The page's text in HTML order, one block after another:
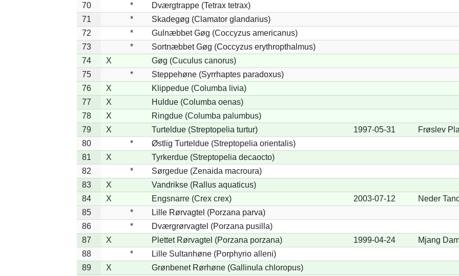
70
*
Dværgtrappe (Tetrax tetrax)
71
*
Skadegøg (Clamator glandarius)
72
*
Gulnæbbet Gøg (Coccyzus americanus)
73
*
Sortnæbbet Gøg (Coccyzus erythropthalmus)
74
X
Gøg (Cuculus canorus)
75
*
Steppehøne (Syrrhaptes paradoxus)
76
X
Klippedue (Columba livia)
77
X
Huldue (Columba oenas)
78
X
Ringdue (Columba palumbus)
79
X Turteldue (Streptopelia turtur) 1997-05-31
Frøslev
80
*
Østlig Turteldue (Streptopelia orientalis)
81
X
Tyrkerdue (Streptopelia decaocto)
82
*
Sørgedue (Zenaida macroura)
83
X
Vandrikse (Rallus aquaticus)
84
X Engsnarre (Crex crex) 2003-07-12
Neder
85
*
Lille Rørvagtel (Porzana parva)
86
*
Dværgrørvagtel (Porzana pusilla)
87
X Plettet Rørvagtel (Porzana porzana) 1999-04-24
Mjang
88
*
Lille Sultanhøne (Porphyrio alleni)
89
X
Grønbenet Rørhøne (Gallinula chloropus)